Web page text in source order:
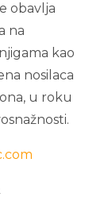
obavlja
na
kao
nosilaca
u roku